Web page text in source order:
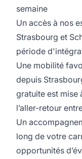
semaine
Un accès à nos
Strasbourg et
période
Une mobilité
depuis
gratuite est mise
l’aller-retour
Un
long de votre
opportunités